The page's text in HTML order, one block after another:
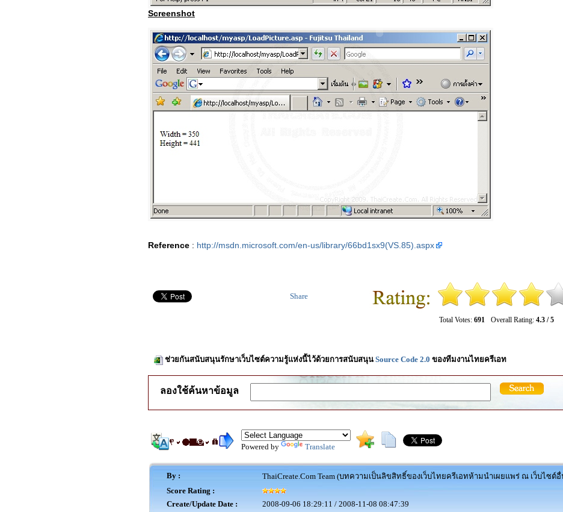
Screenshot
Reference : http://msdn.microsoft.com/en-us/library/66bd1sx9(VS.85).aspx
Total Votes: 691 Overall Rating: 4.3 / 5
Share
ช่วยกันสนับสนุนรักษาเว็บไซต์ความรู้แห่งนี้ไว้ด้วยการสนับสนุน Source Code 2.0 ของทีมงานไทยครีเอท
ลองใช้ค้นหาข้อมูล
Powered by Translate
By :
ThaiCreate.Com Team (บทความเป็นลิขสิทธิ์ของเว็บไทยครีเอทห้ามนำเผยแพร่ ณ เว็บไซต์อื่
Score Rating :
Create/Update Date :
2008-09-06 18:29:11 / 2008-11-08 08:47:39